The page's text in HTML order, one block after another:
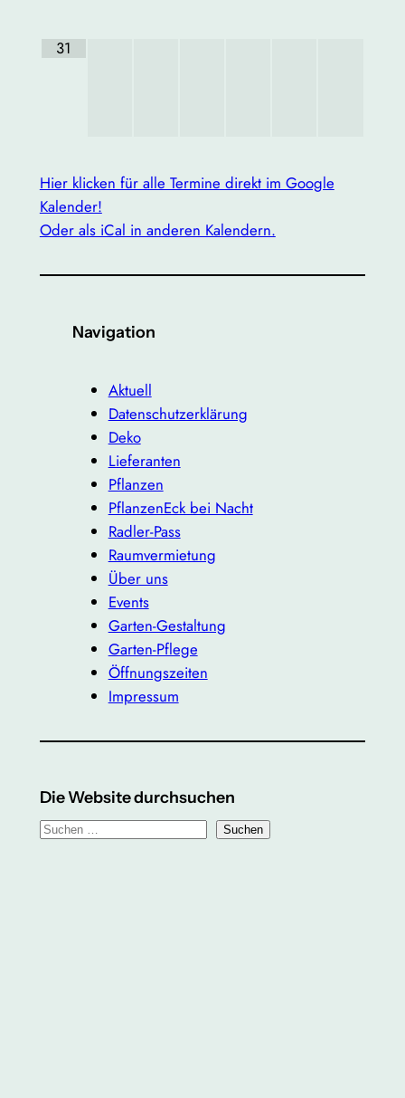
31
Hier klicken für alle Termine direkt im Google
Kalender!
Oder als iCal in anderen Kalendern.
Navigation
Aktuell
Datenschutzerklärung
Deko
Lieferanten
Pflanzen
PflanzenEck bei Nacht
Radler-Pass
Raumvermietung
Über uns
Events
Garten-Gestaltung
Garten-Pflege
Öffnungszeiten
Impressum
Die Website durchsuchen
S
Suchen